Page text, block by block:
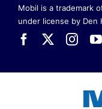
Mobil is a trademark
under license by Den